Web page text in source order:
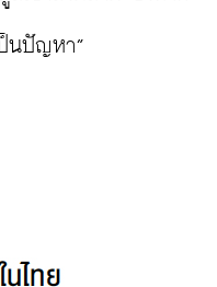
นปัญหา”